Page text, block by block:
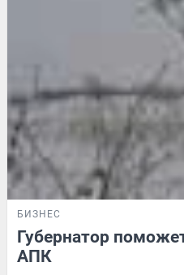
БИЗНЕС
Губернатор
АПК